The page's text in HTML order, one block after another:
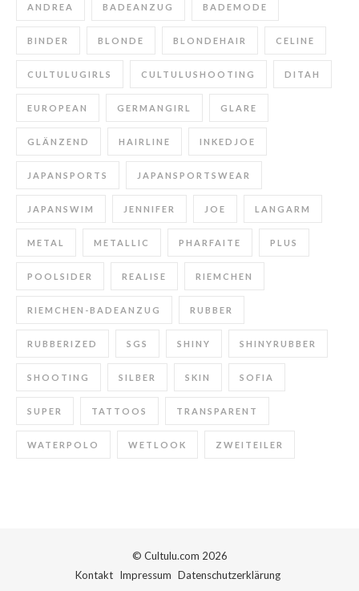
ANDREA BADEANZUG BADEMODE
BINDER BLONDE BLONDEHAIR CELINE
CULTULUGIRLS CULTULUSHOOTING DITAH
EUROPEAN GERMANGIRL GLARE
GLÄNZEND HAIRLINE INKEDJOE
JAPANSPORTS JAPANSPORTSWEAR
JAPANSWIM JENNIFER JOE LANGARM
METAL METALLIC PHARFAITE PLUS
POOLSIDER REALISE RIEMCHEN
RIEMCHEN-BADEANZUG RUBBER
RUBBERIZED SGS SHINY SHINYRUBBER
SHOOTING SILBER SKIN SOFIA
SUPER TATTOOS TRANSPARENT
WATERPOLO WETLOOK ZWEITEILER
© Cultulu.com 2026
Kontakt Impressum Datenschutzerklärung